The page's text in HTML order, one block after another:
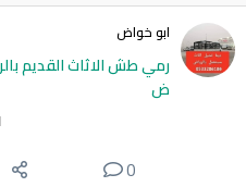
ابو خواض
ض
0